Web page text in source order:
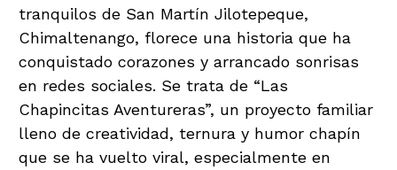
tranquilos de San Martín Jilotepeque,
Chimaltenango, florece una historia que ha
conquistado corazones y arrancado sonrisas
en redes sociales. Se trata de “Las
Chapincitas Aventureras”, un proyecto familiar
lleno de creatividad, ternura y humor chapín
que se ha vuelto viral, especialmente en